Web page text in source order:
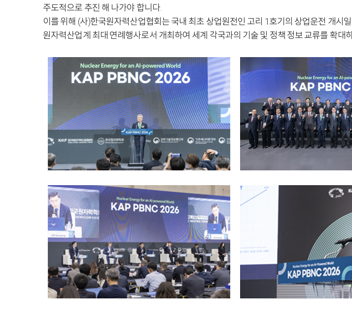
주도적으로 추진 해 나가야 합니다.
이를 위해 (사)한국원자력산업협회는 국내 최초 상업원전인 고리 1호기의 상업운전 개시
원자력산업계 최대 연례행사로서 개최하여 세계 각국과의 기술 및 정책 정보 교류를 확대